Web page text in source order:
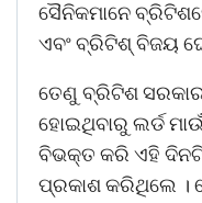
ସୈନିକମାନେ
ଏବଂ ବ୍ରିଟିଶ୍ ବିଜୟ
ତେଣୁ ବ୍ରିଟିଶ
ହୋଇଥିବାରୁ ଲର୍ଡ
ବିଭକ୍ତ କରି ଏହି
ପ୍ରକାଶ କରିଥିଲେ ।